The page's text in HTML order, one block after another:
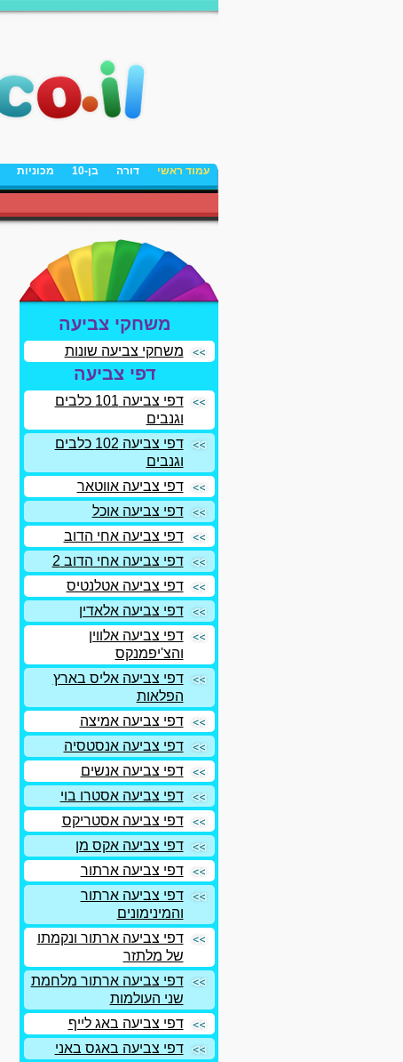
עמוד ראשי דורה בן-10 מכוניות
משחקי צביעה
משחקי צביעה שונות
דפי צביעה
דפי צביעה 101 כלבים
וגנבים
דפי צביעה 102 כלבים
וגנבים
דפי צביעה אווטאר
דפי צביעה אוכל
דפי צביעה אחי הדוב
דפי צביעה אחי הדוב 2
דפי צביעה אטלנטיס
דפי צביעה אלאדין
דפי צביעה אלווין
והצ'יפמנקס
דפי צביעה אליס בארץ
הפלאות
דפי צביעה אמיצה
דפי צביעה אנסטסיה
דפי צביעה אנשים
דפי צביעה אסטרו בוי
דפי צביעה אסטריקס
דפי צביעה אקס מן
דפי צביעה ארתור
דפי צביעה ארתור
והמינימונים
דפי צביעה ארתור ונקמתו
של מלתזר
דפי צביעה ארתור מלחמת
שני העולמות
דפי צביעה באג לייף
דפי צביעה באגס באני